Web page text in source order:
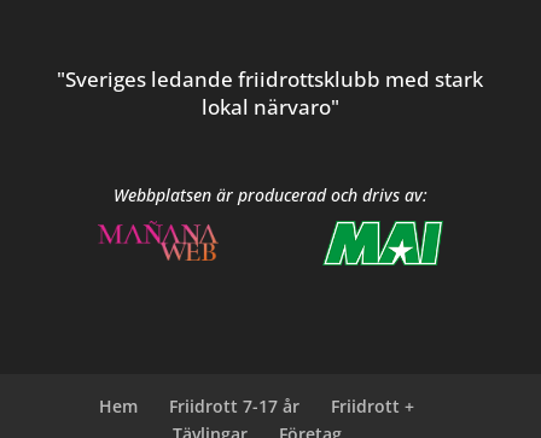
"Sveriges ledande friidrottsklubb med stark
lokal närvaro"
Webbplatsen är producerad och drivs av:
Hem Friidrott 7-17 år
Friidrott +